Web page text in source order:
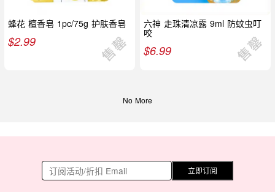
蜂花 檀香皂 1pc/75g 护肤香皂
$2.99
六神 走珠清凉露 9ml 防蚊虫叮
咬
$6.99
No More
立即订阅